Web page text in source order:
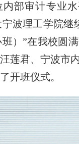
部审计专业
波理工学院
）”在我校圆
莲君、宁波市
开班仪式。